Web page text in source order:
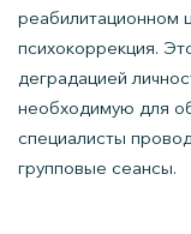
реабилитационном
психокоррекция.
деградацией
необходимую для
специалисты
групповые сеансы.